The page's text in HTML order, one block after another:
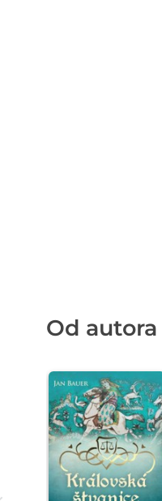
Od autora